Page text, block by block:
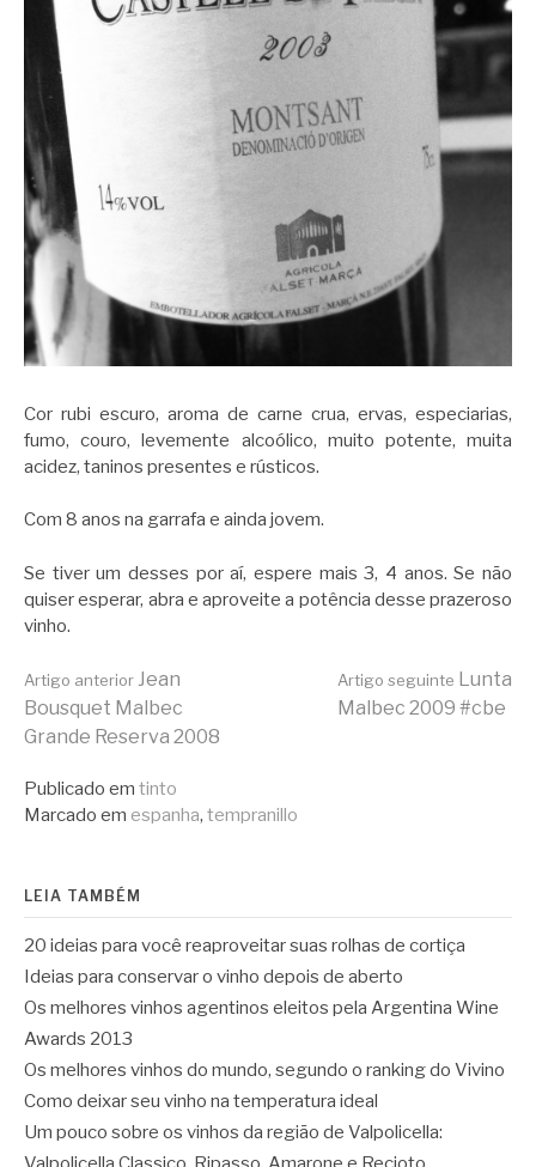
Cor rubi escuro, aroma de carne crua, ervas, especiarias,
fumo, couro, levemente alcoólico, muito potente, muita
acidez, taninos presentes e rústicos.
Com 8 anos na garrafa e ainda jovem.
Se tiver um desses por aí, espere mais 3, 4 anos. Se não
quiser esperar, abra e aproveite a potência desse prazeroso
vinho.
Continue
lendo
Artigo anterior Jean
Bousquet Malbec
Grande Reserva 2008
Artigo seguinte Lunta
Malbec 2009 #cbe
Publicado em tinto
Marcado em espanha, tempranillo
LEIA TAMBÉM
20 ideias para você reaproveitar suas rolhas de cortiça
Ideias para conservar o vinho depois de aberto
Os melhores vinhos agentinos eleitos pela Argentina Wine
Awards 2013
Os melhores vinhos do mundo, segundo o ranking do Vivino
Como deixar seu vinho na temperatura ideal
Um pouco sobre os vinhos da região de Valpolicella: